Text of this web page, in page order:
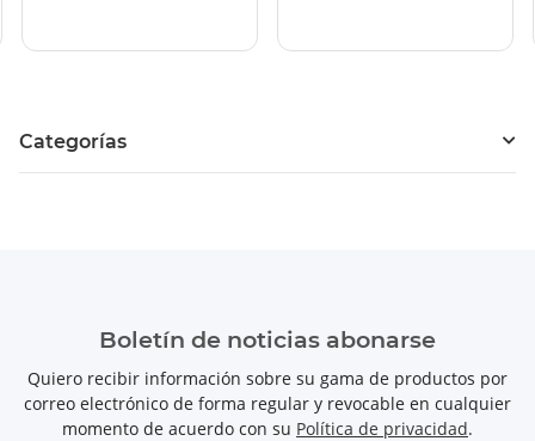
Categorías
Boletín de noticias abonarse
Quiero recibir información sobre su gama de productos por
correo electrónico de forma regular y revocable en cualquier
momento de acuerdo con su Política de privacidad.